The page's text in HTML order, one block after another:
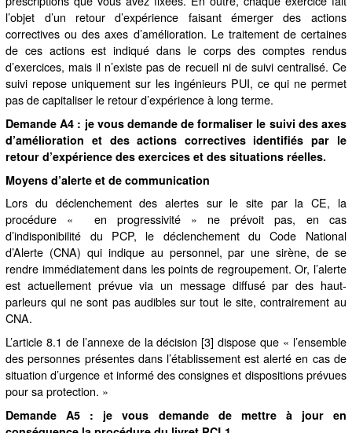
l’objet d’un retour d’expérience faisant émerger des actions
correctives ou des axes d’amélioration. Le traitement de certaines
de ces actions est indiqué dans le corps des comptes rendus
d’exercices, mais il n’existe pas de recueil ni de suivi centralisé. Ce
suivi repose uniquement sur les ingénieurs PUI, ce qui ne permet
pas de capitaliser le retour d’expérience à long terme.
Demande A4 : je vous demande de formaliser le suivi des axes
d’amélioration et des actions correctives identifiés par le
retour d’expérience des exercices et des situations réelles.
Moyens d’alerte et de communication
Lors du déclenchement des alertes sur le site par la CE, la
procédure « en progressivité » ne prévoit pas, en cas
d’indisponibilité du PCP, le déclenchement du Code National
d’Alerte (CNA) qui indique au personnel, par une sirène, de se
rendre immédiatement dans les points de regroupement. Or, l’alerte
est actuellement prévue via un message diffusé par des haut-
parleurs qui ne sont pas audibles sur tout le site, contrairement au
CNA.
L’article 8.1 de l’annexe de la décision [3] dispose que « l’ensemble
des personnes présentes dans l’établissement est alerté en cas de
situation d’urgence et informé des consignes et dispositions prévues
pour sa protection. »
Demande A5 : je vous demande de mettre à jour en